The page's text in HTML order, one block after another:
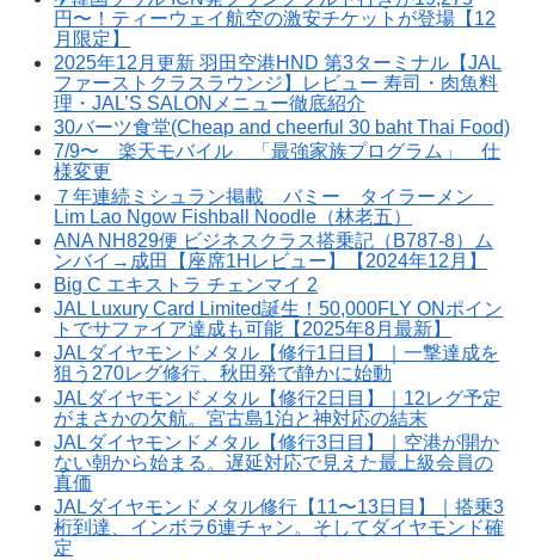
円〜！ティーウェイ航空の激安チケットが登場【12
月限定】
2025年12月更新 羽田空港HND 第3ターミナル【JAL
ファーストクラスラウンジ】レビュー 寿司・肉魚料
理・JAL’S SALONメニュー徹底紹介
30バーツ食堂(Cheap and cheerful 30 baht Thai Food)
7/9〜 楽天モバイル 「最強家族プログラム」 仕
様変更
７年連続ミシュラン掲載 バミー タイラーメン
Lim Lao Ngow Fishball Noodle（林老五）
ANA NH829便 ビジネスクラス搭乗記（B787-8）ム
ンバイ→成田【座席1Hレビュー】【2024年12月】
Big C エキストラ チェンマイ 2
JAL Luxury Card Limited誕生！50,000FLY ONポイン
トでサファイア達成も可能【2025年8月最新】
JALダイヤモンドメタル【修行1日目】｜一撃達成を
狙う270レグ修行、秋田発で静かに始動
JALダイヤモンドメタル【修行2日目】｜12レグ予定
がまさかの欠航。宮古島1泊と神対応の結末
JALダイヤモンドメタル【修行3日目】｜空港が開か
ない朝から始まる。遅延対応で見えた最上級会員の
真価
JALダイヤモンドメタル修行【11〜13日目】｜搭乗3
桁到達、インボラ6連チャン。そしてダイヤモンド確
定